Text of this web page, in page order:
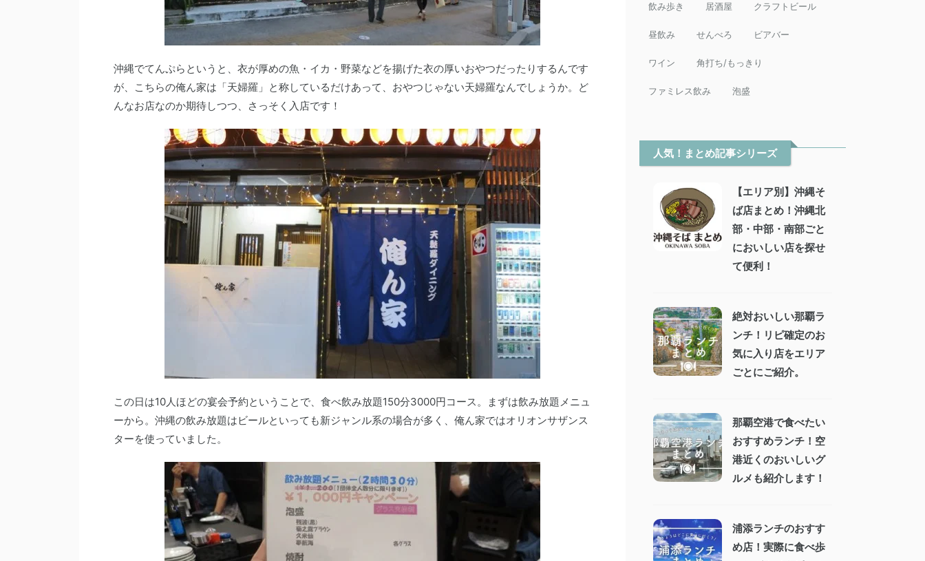
沖縄でてんぷらというと、衣が厚めの魚・イカ・野菜などを揚げた衣の厚いおやつだったりするんです
が、こちらの俺ん家は「天婦羅」と称しているだけあって、おやつじゃない天婦羅なんでしょうか。ど
んなお店なのか期待しつつ、さっそく入店です！
この日は10人ほどの宴会予約ということで、食べ飲み放題150分3000円コース。まずは飲み放題メニュ
ーから。沖縄の飲み放題はビールといっても新ジャンル系の場合が多く、俺ん家ではオリオンサザンス
ターを使っていました。
飲み歩き 居酒屋 クラフトビール
昼飲み せんべろ ビアバー
ワイン 角打ち/もっきり
ファミレス飲み 泡盛
人気！まとめ記事シリーズ
【エリア別】沖縄そ
ば店まとめ！沖縄北
部・中部・南部ごと
においしい店を探せ
て便利！
絶対おいしい那覇ラ
ンチ！リピ確定のお
気に入り店をエリア
ごとにご紹介。
那覇空港で食べたい
おすすめランチ！空
港近くのおいしいグ
ルメも紹介します！
浦添ランチのおすす
め店！実際に食べ歩